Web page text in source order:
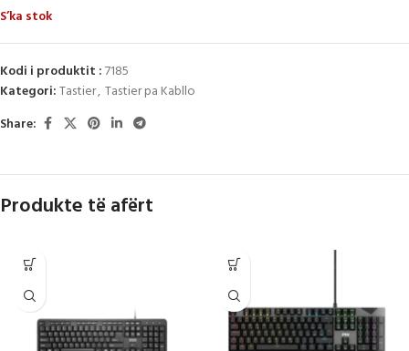
S’ka stok
Kodi i produktit :7185
Kategori:Tastier, Tastier pa Kabllo
Share:
Produkte të afërt